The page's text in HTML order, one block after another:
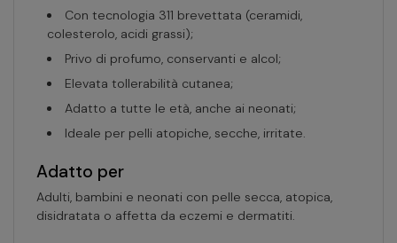
Con tecnologia 311 brevettata (ceramidi,
colesterolo, acidi grassi);
Privo di profumo, conservanti e alcol;
Elevata tollerabilità cutanea;
Adatto a tutte le età, anche ai neonati;
Ideale per pelli atopiche, secche, irritate.
Adatto per
Adulti, bambini e neonati con pelle secca, atopica,
disidratata o affetta da eczemi e dermatiti.